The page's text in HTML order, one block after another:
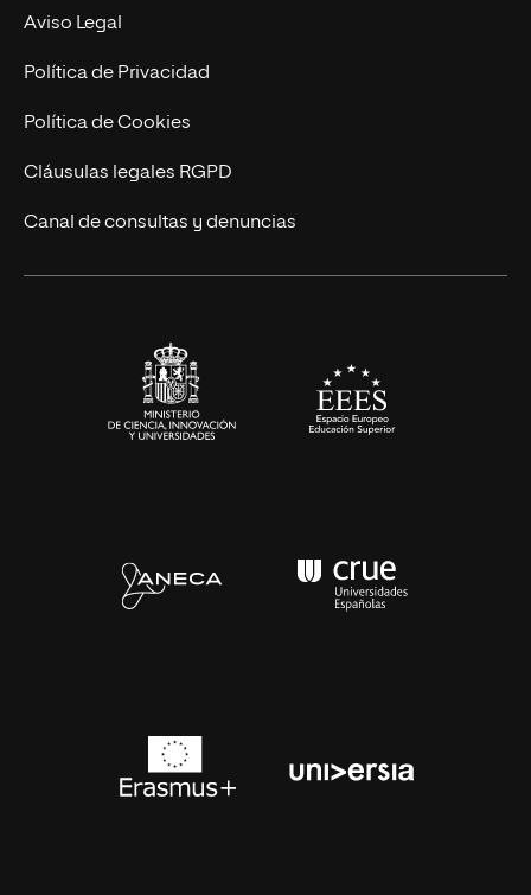
MBA
Marketing y Comunicación
Ingeniería
Diseño
Ciencias de la Salud
Contacto
Aviso Legal
Política de Privacidad
Política de Cookies
Cláusulas legales RGPD
Canal de consultas y denuncias